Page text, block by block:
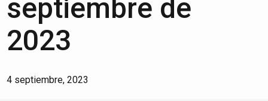
septiembre de
2023
4 septiembre, 2023